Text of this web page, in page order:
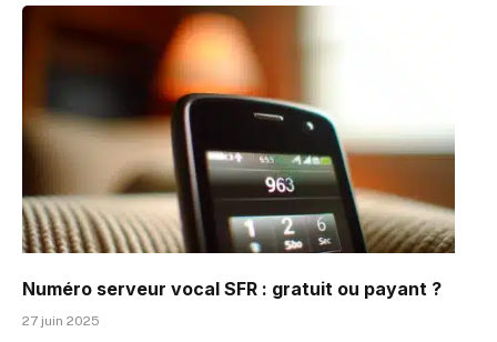
Numéro serveur vocal SFR : gratuit ou payant ?
27 juin 2025